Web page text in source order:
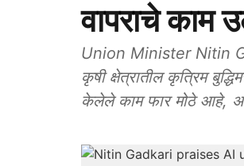
वापराचे काम
Union Minister Nitin
कृषी क्षेत्रातील कृत्रिम
केलेले काम फार मोठे आहे, असे